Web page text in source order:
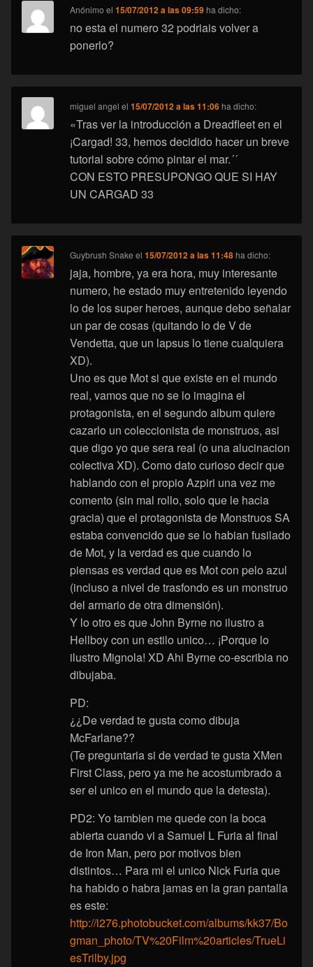
Anónimo el15/07/2012 a las 09:59 ha dicho:
no esta el numero 32 podriais volver a
ponerlo?
miguel angel el15/07/2012 a las 11:06 ha dicho:
«Tras ver la introducción a Dreadfleet en el
¡Cargad! 33, hemos decidido hacer un breve
tutorial sobre cómo pintar el mar.´´
CON ESTO PRESUPONGO QUE SI HAY
UN CARGAD 33
Guybrush Snake el15/07/2012 a las 11:48 ha dicho:
jaja, hombre, ya era hora, muy interesante
numero, he estado muy entretenido leyendo
lo de los super heroes, aunque debo señalar
un par de cosas (quitando lo de V de
Vendetta, que un lapsus lo tiene cualquiera
XD).
Uno es que Mot si que existe en el mundo
real, vamos que no se lo imagina el
protagonista, en el segundo album quiere
cazarlo un coleccionista de monstruos, asi
que digo yo que sera real (o una alucinacion
colectiva XD). Como dato curioso decir que
hablando con el propio Azpiri una vez me
comento (sin mal rollo, solo que le hacia
gracia) que el protagonista de Monstruos SA
estaba convencido que se lo habian fusilado
de Mot, y la verdad es que cuando lo
piensas es verdad que es Mot con pelo azul
(incluso a nivel de trasfondo es un monstruo
del armario de otra dimensión).
Y lo otro es que John Byrne no ilustro a
Hellboy con un estilo unico… ¡Porque lo
ilustro Mignola! XD Ahi Byrne co-escribia no
dibujaba.
PD:
¿¿De verdad te gusta como dibuja
McFarlane??
(Te preguntaria si de verdad te gusta XMen
First Class, pero ya me he acostumbrado a
ser el unico en el mundo que la detesta).
PD2: Yo tambien me quede con la boca
abierta cuando vi a Samuel L Furia al final
de Iron Man, pero por motivos bien
distintos… Para mi el unico Nick Furia que
ha habido o habra jamas en la gran pantalla
es este:
http://i276.photobucket.com/albums/kk37/Bo
gman_photo/TV%20Film%20articles/TrueLi
esTrilby.jpg